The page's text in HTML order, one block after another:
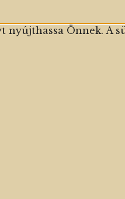
nyújthassa Önnek. A